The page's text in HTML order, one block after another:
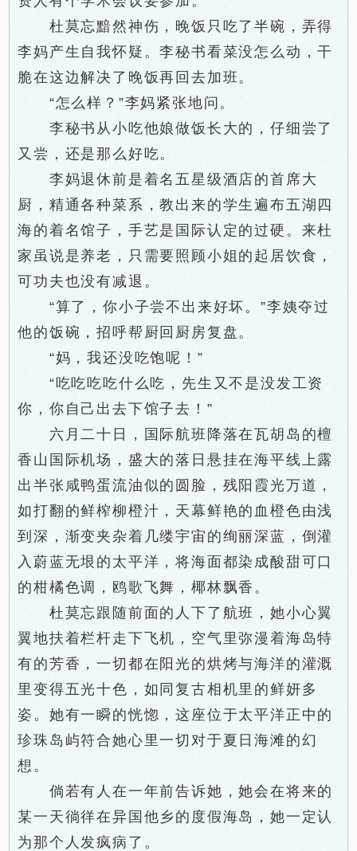
杜莫忘黯然神伤，晚饭只吃了半碗，弄得
李妈产生自我怀疑。李秘书看菜没怎么动，干
脆在这边解决了晚饭再回去加班。
“怎么样？”李妈紧张地问。
李秘书从小吃他娘做饭长大的，仔细尝了
又尝，还是那么好吃。
李妈退休前是着名五星级酒店的首席大
厨，精通各种菜系，教出来的学生遍布五湖四
海的着名馆子，手艺是国际认定的过硬。来杜
家虽说是养老，只需要照顾小姐的起居饮食，
可功夫也没有减退。
“算了，你小子尝不出来好坏。”李姨夺过
他的饭碗，招呼帮厨回厨房复盘。
“妈，我还没吃饱呢！”
“吃吃吃吃什么吃，先生又不是没发工资
你，你自己出去下馆子去！”
六月二十日，国际航班降落在瓦胡岛的檀
香山国际机场，盛大的落日悬挂在海平线上露
出半张咸鸭蛋流油似的圆脸，残阳霞光万道，
如打翻的鲜榨柳橙汁，天幕鲜艳的血橙色由浅
到深，渐变夹杂着几缕宇宙的绚丽深蓝，倒灌
入蔚蓝无垠的太平洋，将海面都染成酸甜可口
的柑橘色调，鸥歌飞舞，椰林飘香。
杜莫忘跟随前面的人下了航班，她小心翼
翼地扶着栏杆走下飞机，空气里弥漫着海岛特
有的芳香，一切都在阳光的烘烤与海洋的灌溉
里变得五光十色，如同复古相机里的鲜妍多
姿。她有一瞬的恍惚，这座位于太平洋正中的
珍珠岛屿符合她心里一切对于夏日海滩的幻
想。
倘若有人在一年前告诉她，她会在将来的
某一天徜徉在异国他乡的度假海岛，她一定认
为那个人发疯病了。